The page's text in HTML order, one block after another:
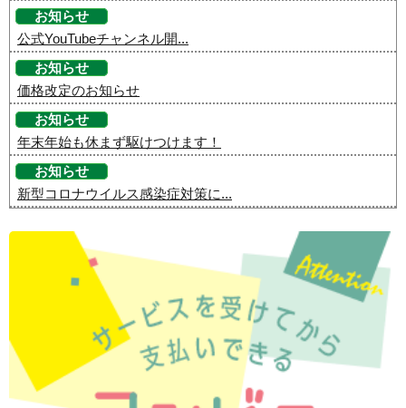
お知らせ
公式YouTubeチャンネル開...
お知らせ
価格改定のお知らせ
お知らせ
年末年始も休まず駆けつけます！
お知らせ
新型コロナウイルス感染症対策に...